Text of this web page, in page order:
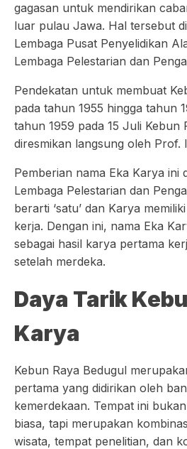
gagasan untuk mendirikan
luar pulau Jawa. Hal tersebut
Lembaga Pusat Penyelidikan
Lembaga Pelestarian dan
Pendekatan untuk membuat
pada tahun 1955 hingga tahun
tahun 1959 pada 15 Juli Kebun
diresmikan langsung oleh Prof.
Pemberian nama Eka Karya ini
Lembaga Pelestarian dan
berarti ‘satu’ dan Karya
kerja. Dengan ini, nama Eka
sebagai hasil karya pertama
setelah merdeka.
Daya Tarik
Karya
Kebun Raya Bedugul
pertama yang didirikan oleh
kemerdekaan. Tempat ini
biasa, tapi merupakan
wisata, tempat penelitian, dan